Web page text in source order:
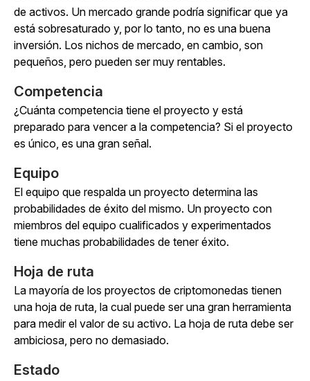
de activos. Un mercado grande podría significar que ya
está sobresaturado y, por lo tanto, no es una buena
inversión. Los nichos de mercado, en cambio, son
pequeños, pero pueden ser muy rentables.
Competencia
¿Cuánta competencia tiene el proyecto y está
preparado para vencer a la competencia? Si el proyecto
es único, es una gran señal.
Equipo
El equipo que respalda un proyecto determina las
probabilidades de éxito del mismo. Un proyecto con
miembros del equipo cualificados y experimentados
tiene muchas probabilidades de tener éxito.
Hoja de ruta
La mayoría de los proyectos de criptomonedas tienen
una hoja de ruta, la cual puede ser una gran herramienta
para medir el valor de su activo. La hoja de ruta debe ser
ambiciosa, pero no demasiado.
Estado